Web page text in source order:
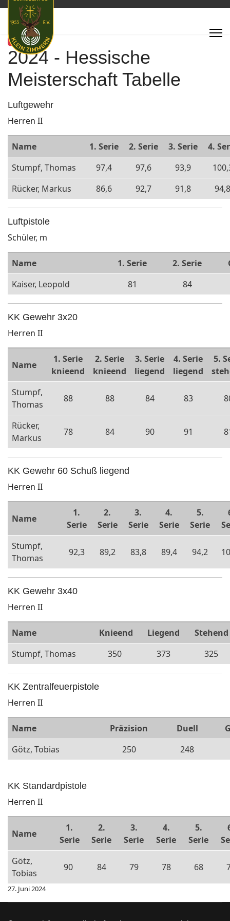
Featured
2024 - Hessische
Meisterschaft Tabelle
Luftgewehr
Herren II
Name 1. Serie 2. Serie 3. Serie
4.
Stumpf, Thomas
97,4 97,6 93,9
Rücker, Markus
86,6 92,7 91,8 94,8
Luftpistole
Schüler, m
Name 1. Serie 2. Serie
Kaiser, Leopold
81 84
KK Gewehr 3x20
Herren II
Name
1. Serie
knieend
2. Serie
knieend
3. Serie
liegend
4. Serie
liegend
5.
Stumpf,
Thomas
88 88 84 83
Rücker,
Markus
78 84 90 91
KK Gewehr 60 Schuß liegend
Herren II
Name
1.
Serie
2.
Serie
3.
Serie
4.
Serie
5.
Serie
Stumpf,
Thomas
92,3 89,2 83,8 89,4 94,2
KK Gewehr 3x40
Herren II
Name Knieend Liegend
Stehend
Stumpf, Thomas
350 373 325
KK Zentralfeuerpistole
Herren II
Name Präzision Duell
Götz, Tobias
250 248
KK Standardpistole
Herren II
Name
1.
Serie
2.
Serie
3.
Serie
4.
Serie
5.
Serie
Götz,
Tobias
90 84 79 78 68
27. Juni 2024